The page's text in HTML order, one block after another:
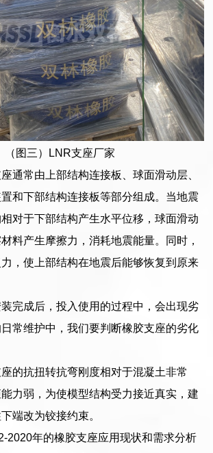
（图三）LNR支座厂家
通常由上部结构连接板、球面滑动层、
和下部结构连接板等部分组成。当地震
对于下部结构产生水平位移，球面滑动
料产生摩擦力，消耗地震能量。同时，
，使上部结构在地震后能够恢复到原来
完成后，投入使用的过程中，会出现劣
常维护中，我们要判断橡胶支座的劣化
的抗扭转抗弯刚度相对于混凝土非常
力弱，为使模型结构受力接近真实，建
端改为铰接约束。
2020年的橡胶支座应用现状和需求分析